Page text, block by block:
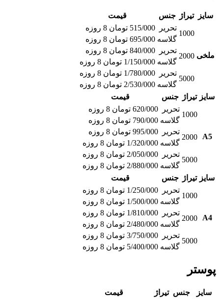
سایز تیراژ جنس قیمت
ملخی
1000
تحریر
515/000 تومان 8 روزه
گلاسه 695/000 تومان 8 روزه
2000
تحریر
840/000 تومان 8 روزه
گلاسه 1/150/000 تومان 8 روزه
5000
تحریر
1/780/000 تومان 8 روزه
گلاسه 2/530/000 تومان 8 روزه
سایز تیراژ جنس قیمت
A5
1000
تحریر
620/000 تومان 8 روزه
گلاسه 790/000 تومان 8 روزه
2000
تحریر
995/000 تومان 8 روزه
گلاسه 1/320/000 تومان 8 روزه
5000
تحریر
2/050/000 تومان 8 روزه
گلاسه 2/880/000 تومان 8 روزه
سایز تیراژ جنس قیمت
A4
1000
تحریر
1/250/000 تومان 8 روزه
گلاسه 1/500/000 تومان 8 روزه
2000
تحریر
1/810/000 تومان 8 روزه
گلاسه 2/480/000 تومان 8 روزه
5000
تحریر
3/750/000 تومان 8 روزه
گلاسه 5/400/000 تومان 8 روزه
پوستر
سایز جنس تیراژ قیمت